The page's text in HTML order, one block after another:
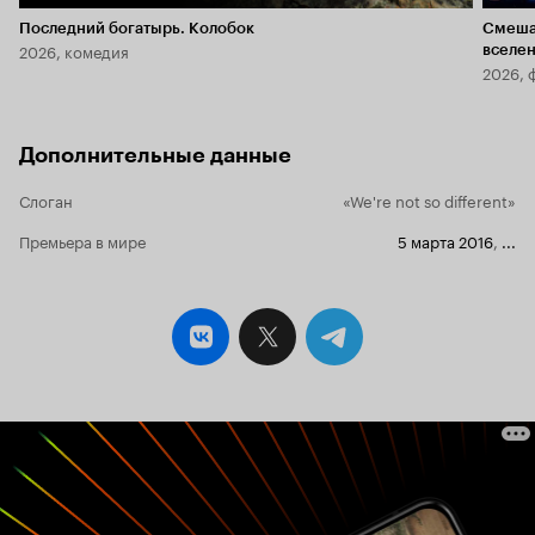
Последний богатырь. Колобок
2026, комедия
2026,
Дополнительные данные
Слоган
«We're not so different»
Премьера в мире
5 марта 2016, ...